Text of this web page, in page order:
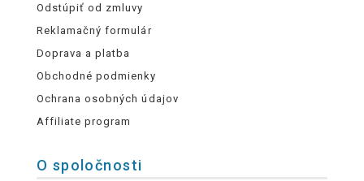
Odstúpiť od zmluvy
Reklamačný formulár
Doprava a platba
Obchodné podmienky
Ochrana osobných údajov
Affiliate program
O spoločnosti